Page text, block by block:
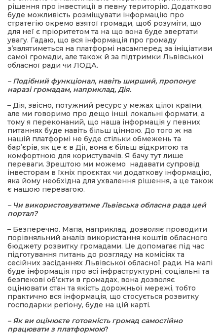
рішення про інвестиції в певну територію. Додатково
буде можливість розміщувати інформацію про
стратегію окремо взятої громади, щоб розуміти, що
для неї є пріоритетом та на що вона буде звертати
увагу. Гадаю, що вся інформація про громаду
з’являтиметься на платформі насамперед за ініціативи
самої громади, але також й за підтримки Львівської
обласної ради чи ЛОДА.
– Подібний функціонал, навіть ширший, пропонує
наразі громадам, наприклад, Дія.
– Дія, звісно, потужний ресурс у межах цілої країни,
але ми говоримо про дещо інші, локальні формати, а
тому я переконаний, що наша інформація у певних
питаннях буде навіть більш цінною. До того ж на
нашій платформі не буде стільки обмежень та
бар’єрів, як це є в Дії, вона є більш відкритою та
комфортною для користувачів. Я бачу тут лише
переваги. Зрештою ми можемо надавати супровід
інвесторам в їхніх проєктах чи додаткову інформацію,
яка йому необхідна для ухвалення рішення, а це також
є нашою перевагою.
– Чи використовуватиме Львівська обласна рада цей
портал?
– Безперечно. Мапа, наприклад, дозволяє проводити
порівняльний аналіз використання коштів обласного
бюджету розвитку громадами. Це допомагає під час
підготування питань до розгляду на комісіях та
сесійних засіданнях Львівської обласної ради. На мапі
буде інформація про всі інфраструктурні, соціальні та
безпекові об’єкти в громадах, вона дозволяє
оцінювати стан та якість дорожньої мережі, тобто
практично вся інформація, що стосується розвитку
господарки регіону, буде на цій карті.
– Як ви оцінюєте готовність громад самостійно
працювати з платформою?